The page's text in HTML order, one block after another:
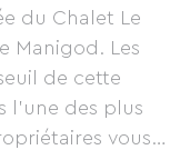
du Chalet Le
Manigod. Les
de cette
l’une des plus
vous